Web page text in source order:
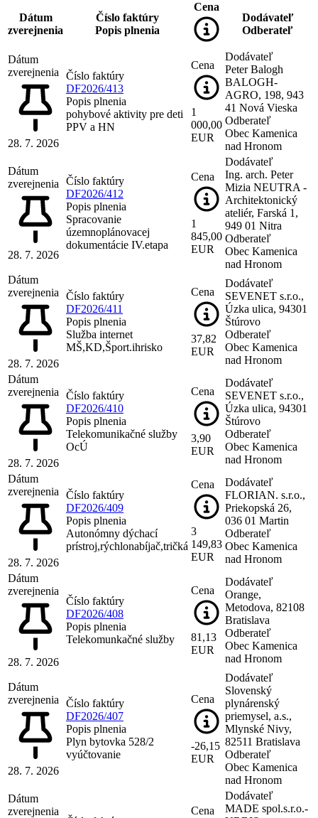
Dátum
zverejnenia
Číslo faktúry
Popis plnenia
Cena
Dodávateľ
Odberateľ
Dátum
zverejnenia
28. 7. 2026
Číslo faktúry
DF2026/413
Popis plnenia
pohybové aktivity pre deti
PPV a HN
Cena
1
000,00
EUR
Dodávateľ
Peter Balogh
BALOGH-
AGRO, 198, 943
41 Nová Vieska
Odberateľ
Obec Kamenica
nad Hronom
Dátum
zverejnenia
28. 7. 2026
Číslo faktúry
DF2026/412
Popis plnenia
Spracovanie
územnoplánovacej
dokumentácie IV.etapa
Cena
1
845,00
EUR
Dodávateľ
Ing. arch. Peter
Mizia NEUTRA -
Architektonický
ateliér, Farská 1,
949 01 Nitra
Odberateľ
Obec Kamenica
nad Hronom
Dátum
zverejnenia
28. 7. 2026
Číslo faktúry
DF2026/411
Popis plnenia
Služba internet
MŠ,KD,Šport.ihrisko
Cena
37,82
EUR
Dodávateľ
SEVENET s.r.o.,
Úzka ulica, 94301
Štúrovo
Odberateľ
Obec Kamenica
nad Hronom
Dátum
zverejnenia
28. 7. 2026
Číslo faktúry
DF2026/410
Popis plnenia
Telekomunikačné služby
OcÚ
Cena
3,90
EUR
Dodávateľ
SEVENET s.r.o.,
Úzka ulica, 94301
Štúrovo
Odberateľ
Obec Kamenica
nad Hronom
Dátum
zverejnenia
28. 7. 2026
Číslo faktúry
DF2026/409
Popis plnenia
Autonómny dýchací
prístroj,rýchlonabíjač,tričká
Cena
3
149,83
EUR
Dodávateľ
FLORIAN. s.r.o.,
Priekopská 26,
036 01 Martin
Odberateľ
Obec Kamenica
nad Hronom
Dátum
zverejnenia
28. 7. 2026
Číslo faktúry
DF2026/408
Popis plnenia
Telekomunkačné služby
Cena
81,13
EUR
Dodávateľ
Orange,
Metodova, 82108
Bratislava
Odberateľ
Obec Kamenica
nad Hronom
Dátum
zverejnenia
28. 7. 2026
Číslo faktúry
DF2026/407
Popis plnenia
Plyn bytovka 528/2
vyúčtovanie
Cena
-26,15
EUR
Dodávateľ
Slovenský
plynárenský
priemysel, a.s.,
Mlynské Nivy,
82511 Bratislava
Odberateľ
Obec Kamenica
nad Hronom
Dátum
zverejnenia
Cena
Dodávateľ
MADE spol.s.r.o.-